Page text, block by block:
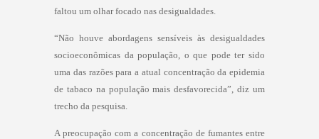
faltou um olhar focado nas desigualdades.
“Não houve abordagens sensíveis às desigualdades
socioeconômicas da população, o que pode ter sido
uma das razões para a atual concentração da epidemia
de tabaco na população mais desfavorecida”, diz um
trecho da pesquisa.
A preocupação com a concentração de fumantes entre